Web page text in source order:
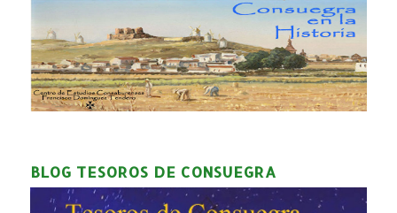
BLOG TESOROS DE CONSUEGRA